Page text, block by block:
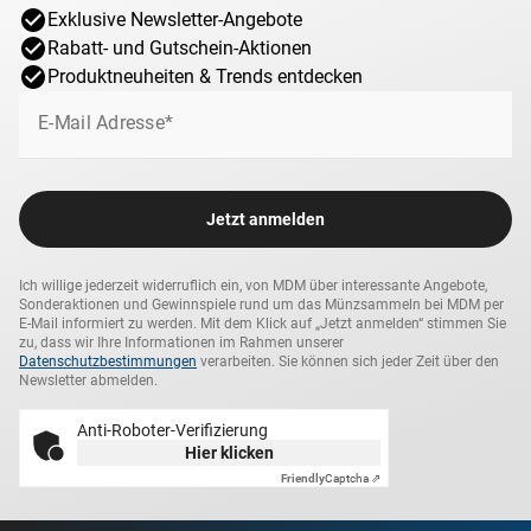
Paul II. ein „Quell des Reichtums und des Jungseins.“
Am Weltjungendtag im Juli 2013 begleitete Papst
Janeiro auf den Spuren Johannes Paul II und seinem
blieb den Besuchern Zeit, sich gemeinsam Kunst und
Kultur zu widmen, alles unter dem Leitmotiv des
Miteinanders und Austauschs.
Exklusive Newsletter-Angebote
Rabatt- und Gutschein-Aktionen
Produktneuheiten & Trends entdecken
E-Mail Adresse*
Jetzt anmelden
Ich willige jederzeit widerruflich ein, von MDM über interessante Angebote,
Sonderaktionen und Gewinnspiele rund um das Münzsammeln bei MDM per
E-Mail informiert zu werden. Mit dem Klick auf „Jetzt anmelden“ stimmen Sie
zu, dass wir Ihre Informationen im Rahmen unserer
Datenschutzbestimmungen verarbeiten. Sie können sich jeder Zeit über den
Newsletter abmelden.
Anti-Roboter-Verifizierung
Hier klicken
FriendlyCaptcha ⇗